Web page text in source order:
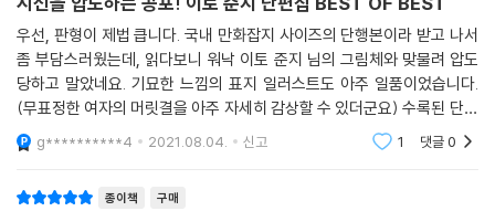
우선, 판형이 제법 큽니다. 국내 만화잡지 사이즈의 단행본이라 받고 나서
좀 부담스러웠는데, 읽다보니 워낙 이토 준지 님의 그림체와 맞물려 압도
당하고 말았네요. 기묘한 느낌의 표지 일러스트도 아주 일품이었습니다.
(무표정한 여자의 머릿결을 아주 자세히 감상할 수 있더군요) 수록된 단편
들 중에서는 처음 보는 것들이 많아서 좋았습니다. 제목부터 강렬한 작품
도 있었고, 공포
g**********4 2021.08.04. 신고 1 댓글0
종이책 구매